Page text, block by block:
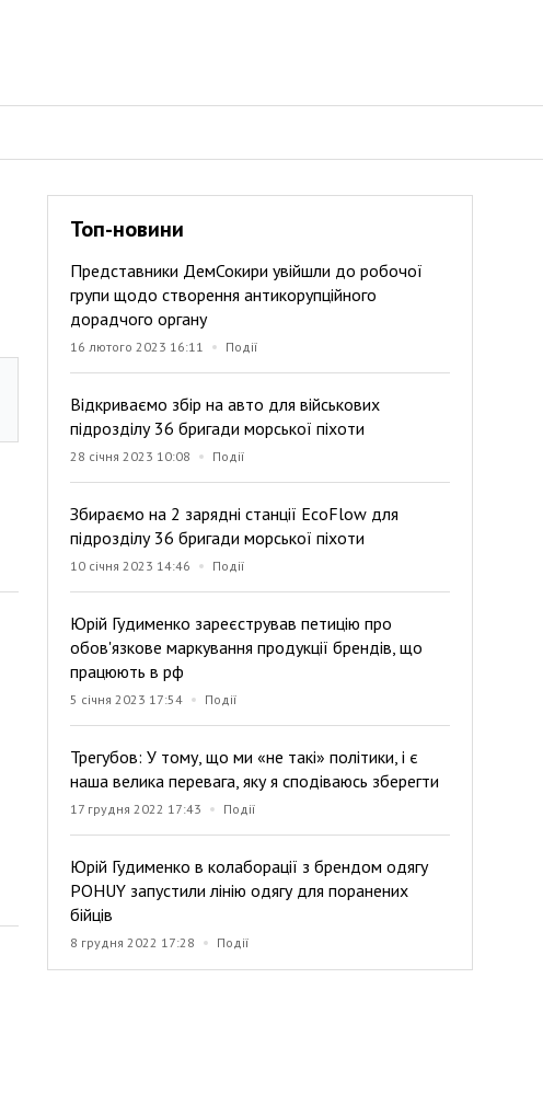
Топ-новини
Представники ДемСокири увійшли до робочої
групи щодо створення антикорупційного
дорадчого органу
16 лютого 2023 16:11 Події
Відкриваємо збір на авто для військових
підрозділу 36 бригади морської піхоти
28 січня 2023 10:08 Події
Збираємо на 2 зарядні станції EcoFlow для
підрозділу 36 бригади морської піхоти
10 січня 2023 14:46 Події
Юрій Гудименко зареєстрував петицію про
обов'язкове маркування продукції брендів, що
працюють в рф
5 січня 2023 17:54 Події
Трегубов: У тому, що ми «не такі» політики, і є
наша велика перевага, яку я сподіваюсь зберегти
17 грудня 2022 17:43 Події
Юрій Гудименко в колаборації з брендом одягу
POHUY запустили лінію одягу для поранених
бійців
8 грудня 2022 17:28 Події